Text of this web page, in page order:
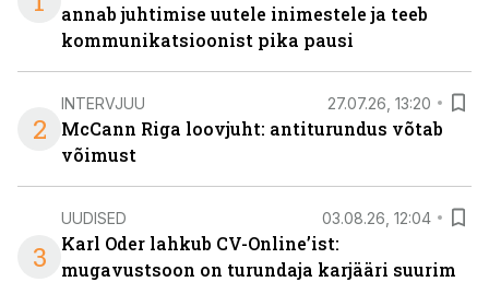
annab juhtimise uutele inimestele ja teeb
kommunikatsioonist pika pausi
2
INTERVJUU 27.07.26, 13:20
McCann Riga loovjuht: antiturundus võtab
võimust
3
UUDISED 03.08.26, 12:04
Karl Oder lahkub CV-Online’ist:
mugavustsoon on turundaja karjääri suurim